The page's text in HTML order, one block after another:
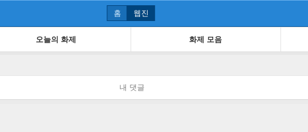
홈 웹진
오늘의 화제 화제 모음
내 댓글